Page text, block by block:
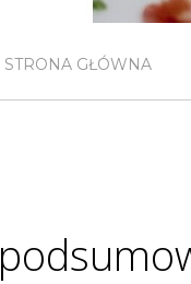
STRONA GŁÓWNA